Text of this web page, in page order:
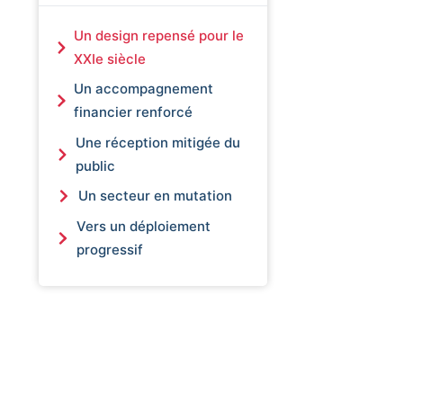
Un design repensé pour le
XXIe siècle
Un accompagnement
financier renforcé
Une réception mitigée du
public
Un secteur en mutation
Vers un déploiement
progressif